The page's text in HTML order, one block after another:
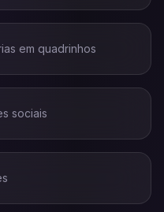
em quadrinhos
sociais